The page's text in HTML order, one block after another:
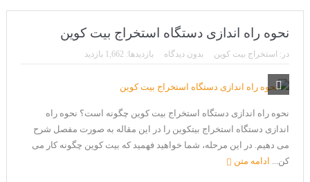
نحوه راه اندازی دستگاه استخراج بیت کوین
در: استخراج بیت کوین بدون دیدگاه بازدیدها: 1,662 بازدید
نحوه راه اندازی دستگاه استخراج بیت کوین چگونه است؟ نحوه راه
اندازی دستگاه استخراج بیتکوین را در این مقاله به صورت مفصل شرح
می دهیم. در این مرحله، شما خواهید فهمید که بیت کوین چگونه کار می
کن... ادامه متن